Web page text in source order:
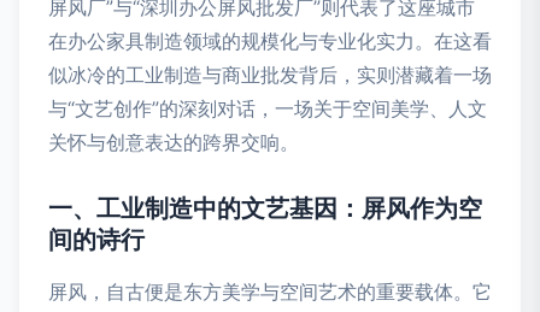
屏风厂”与“深圳办公屏风批发厂”则代表了这座城市
在办公家具制造领域的规模化与专业化实力。在这看
似冰冷的工业制造与商业批发背后，实则潜藏着一场
与“文艺创作”的深刻对话，一场关于空间美学、人文
关怀与创意表达的跨界交响。
一、工业制造中的文艺基因：屏风作为空
间的诗行
屏风，自古便是东方美学与空间艺术的重要载体。它